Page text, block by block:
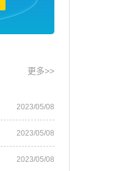
更多>>
2023/05/08
2023/05/08
2023/05/08